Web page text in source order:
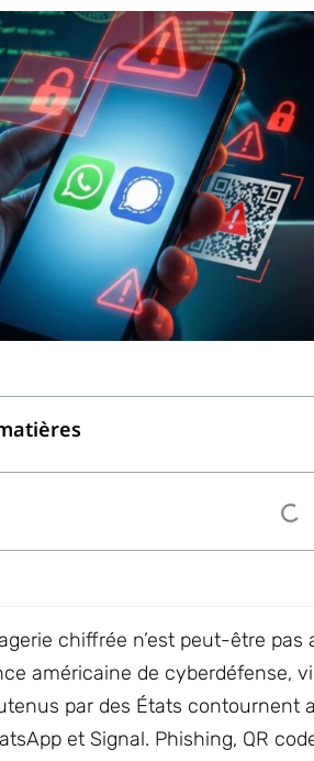
chiffrée n’est peut-être
américaine de cyberdéfense,
par des États
et Signal. Phishing, QR